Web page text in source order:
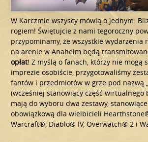
W Karczmie wszyscy mówią o jednym:
rogiem! Świętujcie z nami tegoroczny
przypominamy, że wszystkie wydarzenia
na arenie w Anaheim będą
opłat! Z myślą o fanach, którzy nie mogą
imprezie osobiście, przygotowaliśmy
fantów i przedmiotów w grze pod nazwą
(wcześniej stanowiący część wirtualnego
mają do wyboru dwa zestawy,
obowiązkową dla wielbicieli
Warcraft®, Diablo® IV, Overwatch® 2 i